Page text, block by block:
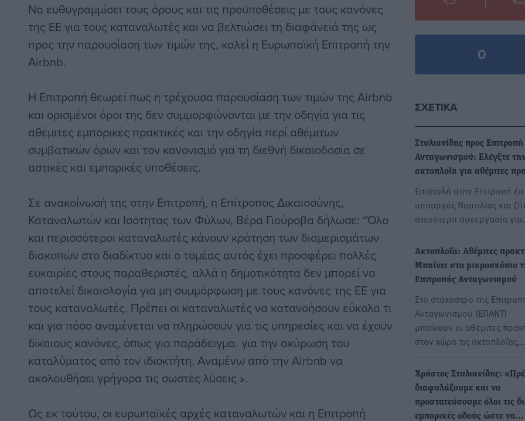
Να ευθυγραμμίσει τους όρους και τις προϋποθέσεις με τους κανόνες
της ΕΕ για τους καταναλωτές και να βελτιώσει τη διαφάνειά της ως
προς την παρουσίαση των τιμών της, καλεί η Ευρωπαϊκή Επιτροπή την
Airbnb.
Η Επιτροπή θεωρεί πως η τρέχουσα παρουσίαση των τιμών της Airbnb
και ορισμένοι όροι της δεν συμμορφώνονται με την οδηγία για τις
αθέμιτες εμπορικές πρακτικές και την οδηγία περί αθέμιτων
συμβατικών όρων και τον κανονισμό για τη διεθνή δικαιοδοσία σε
αστικές και εμπορικές υποθέσεις.
Σε ανακοίνωσή της στην Επιτροπή, η Επίτροπος Δικαιοσύνης,
Καταναλωτών και Ισότητας των Φύλων, Βέρα Γιούροβα δήλωσε: “Όλο
και περισσότεροι καταναλωτές κάνουν κράτηση των διαμερισμάτων
διακοπών στο διαδίκτυο και ο τομέας αυτός έχει προσφέρει πολλές
ευκαιρίες στους παραθεριστές, αλλά η δημοτικότητα δεν μπορεί να
αποτελεί δικαιολογία για μη συμμόρφωση με τους κανόνες της ΕΕ για
τους καταναλωτές. Πρέπει οι καταναλωτές να κατανοήσουν εύκολα τι
και για πόσο αναμένεται να πληρώσουν για τις υπηρεσίες και να έχουν
δίκαιους κανόνες, όπως για παράδειγμα. για την ακύρωση του
καταλύματος από τον ιδιοκτήτη. Αναμένω από την Airbnb να
ακολουθήσει γρήγορα τις σωστές λύσεις ».
Ως εκ τούτου, οι ευρωπαϊκές αρχές καταναλωτών και η Επιτροπή
0
ΣΧΕΤΙΚΆ
Στυλιανίδης προς Επιτροπή
Ανταγωνισμού: Ελέγξτε
ακτοπλοΐα για αθέμιτες
Επιστολή στην Επιτροπή
υπουργός Ναυτιλίας και
στενότερη συνεργασία
Ακτοπλοΐα: Αθέμιτες
Μπαίνει στο μικροσκόπιο
Επιτροπής Ανταγωνισμού
Στο στόχαστρο της
Ανταγωνισμού (ΕΠΑΝΤ)
μπαίνουν οι αθέμιτες
στον χώρο τις
Χρήστος Στυλιανίδης:
διαφυλάξουμε και να
προστατεύσουμε όλοι τις
εμπορικές οδούς ώστε να…